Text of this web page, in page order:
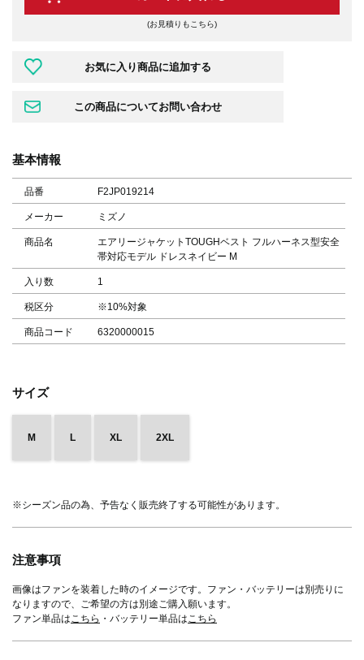
(お見積りもこちら)
基本情報
品番 F2JP019214
メーカー ミズノ
商品名
エアリージャケットTOUGHベスト フルハーネス型安全
帯対応モデル ドレスネイビー M
入り数 1
税区分 ※10%対象
商品コード 6320000015
サイズ
M L XL 2XL
※シーズン品の為、予告なく販売終了する可能性があります。
注意事項
画像はファンを装着した時のイメージです。ファン・バッテリーは別売りに
なりますので、ご希望の方は別途ご購入願います。
ファン単品は こちら ・バッテリー単品は こちら